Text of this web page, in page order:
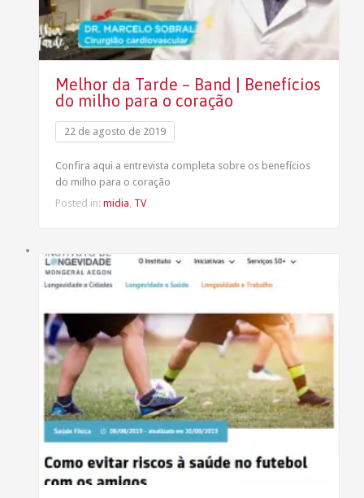
Melhor da Tarde – Band | Benefícios
do milho para o coração
22 de agosto de 2019
Confira aqui a entrevista completa sobre os benefícios
do milho para o coração
Posted in: midia, TV